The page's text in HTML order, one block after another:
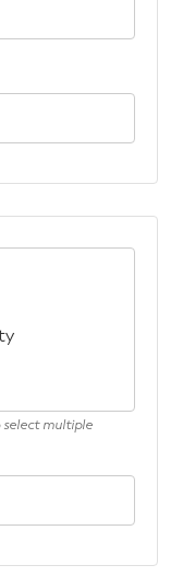
select multiple